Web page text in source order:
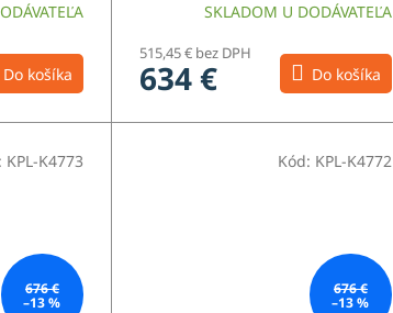
Do košíka
SKLADOM U DODÁVATEĽA
515,45 € bez DPH
634 € Do košíka
676 €
–13 %
KPL-K4773
676 €
–13 %
Kód: KPL-K4772